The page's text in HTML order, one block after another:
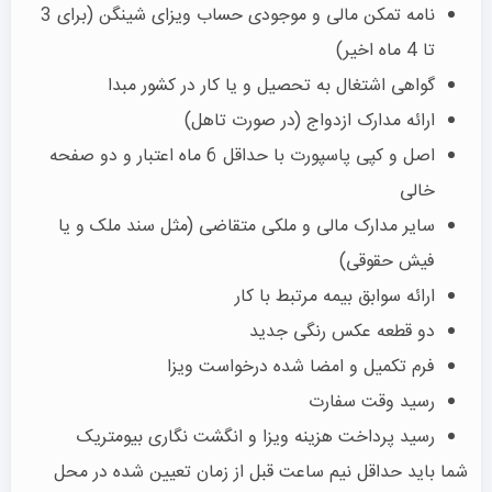
نامه تمکن مالی و موجودی حساب ویزای شینگن (برای 3
تا 4 ماه اخیر)
گواهی اشتغال به تحصیل و یا کار در کشور مبدا
ارائه مدارک ازدواج (در صورت تاهل)
اصل و کپی پاسپورت با حداقل 6 ماه اعتبار و دو صفحه
خالی
سایر مدارک مالی و ملکی متقاضی (مثل سند ملک و یا
فیش حقوقی)
ارائه سوابق بیمه مرتبط با کار
دو قطعه عکس رنگی جدید
فرم تکمیل و امضا شده درخواست ویزا
رسید وقت سفارت
رسید پرداخت هزینه ویزا و انگشت نگاری بیومتریک
شما باید حداقل نیم ساعت قبل از زمان تعیین شده در محل